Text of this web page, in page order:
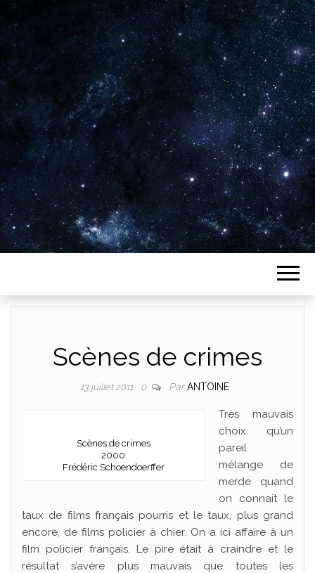
Plus de 2800 critiques de films
Scènes de crimes
13 juillet 2011 0 ParANTOINE
Scènes de crimes
2000
Frédéric Schoendoerffer
Très mauvais
choix qu’un
pareil
mélange de
merde quand
on connait le
taux de films français pourris et le taux, plus grand
encore, de films policier à chier. On a ici affaire à un
film policier français. Le pire était à craindre et le
résultat s’avère plus mauvais que toutes les